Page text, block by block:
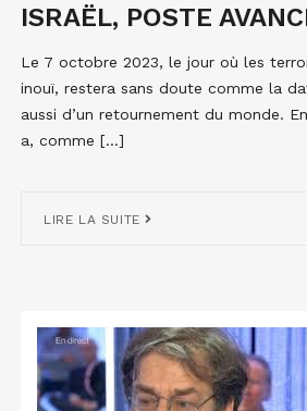
ISRAËL, POSTE
Le 7 octobre 2023, le jour où les
inouï, restera sans doute comme la
aussi d’un retournement du monde.
a, comme […]
LIRE LA SUITE